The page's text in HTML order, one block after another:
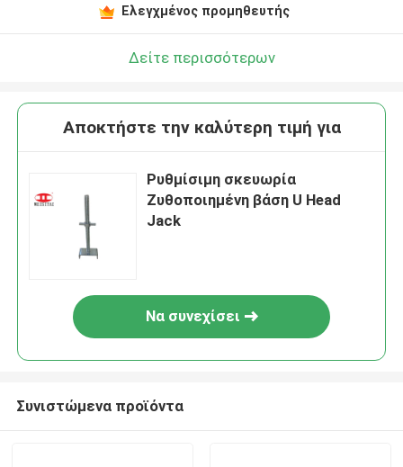
Ελεγχμένος προμηθευτής
Δείτε περισσότερων
Αποκτήστε την καλύτερη τιμή για
Ρυθμίσιμη σκευωρία
Ζυθοποιημένη βάση U Head
Jack
Να συνεχίσει
Συνιστώμενα προϊόντα